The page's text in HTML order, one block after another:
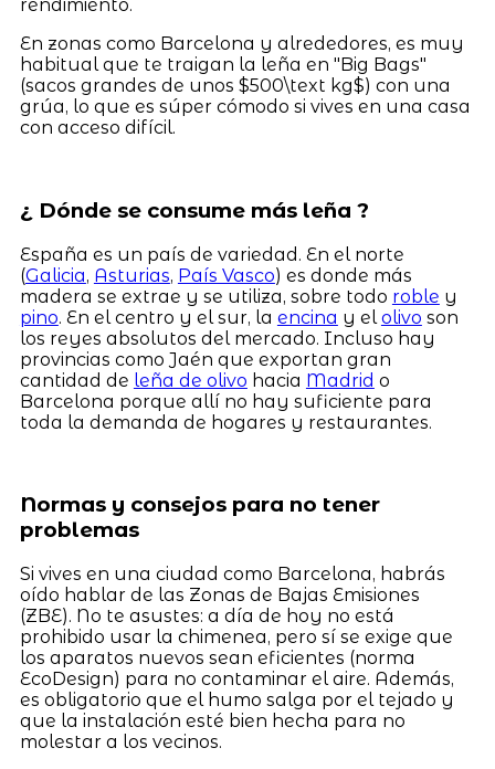
rendimiento.
En zonas como Barcelona y alrededores, es muy
habitual que te traigan la leña en "Big Bags"
(sacos grandes de unos $500\text kg$) con una
grúa, lo que es súper cómodo si vives en una casa
con acceso difícil.
¿ Dónde se consume más leña ?
España es un país de variedad. En el norte
(Galicia, Asturias, País Vasco) es donde más
madera se extrae y se utiliza, sobre todo roble y
pino. En el centro y el sur, la encina y el olivo son
los reyes absolutos del mercado. Incluso hay
provincias como Jaén que exportan gran
cantidad de leña de olivo hacia Madrid o
Barcelona porque allí no hay suficiente para
toda la demanda de hogares y restaurantes.
Normas y consejos para no tener
problemas
Si vives en una ciudad como Barcelona, habrás
oído hablar de las Zonas de Bajas Emisiones
(ZBE). No te asustes: a día de hoy no está
prohibido usar la chimenea, pero sí se exige que
los aparatos nuevos sean eficientes (norma
EcoDesign) para no contaminar el aire. Además,
es obligatorio que el humo salga por el tejado y
que la instalación esté bien hecha para no
molestar a los vecinos.